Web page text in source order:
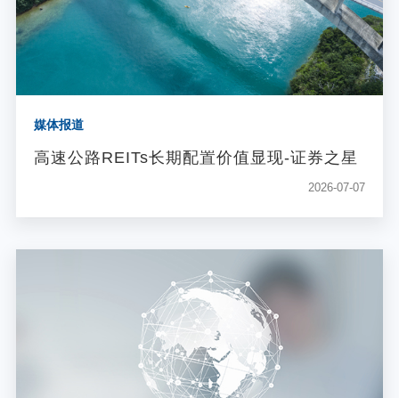
媒体报道
高速公路REITs长期配置价值显现-证券之星
2026-07-07